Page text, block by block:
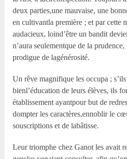
deux parties,une mauvaise, une
en cultivantla première ; et par cette
audacieux, loind’être un bandit
n’aura seulementque de la
prodigue de lagénérosité.
Un rêve magnifique les occupa ;
bienl’éducation de leurs élèves, ils
établissement ayantpour but de
dompter les caractères,ennoblir le
souscriptions et de labâtisse.
Leur triomphe chez Ganot les avait